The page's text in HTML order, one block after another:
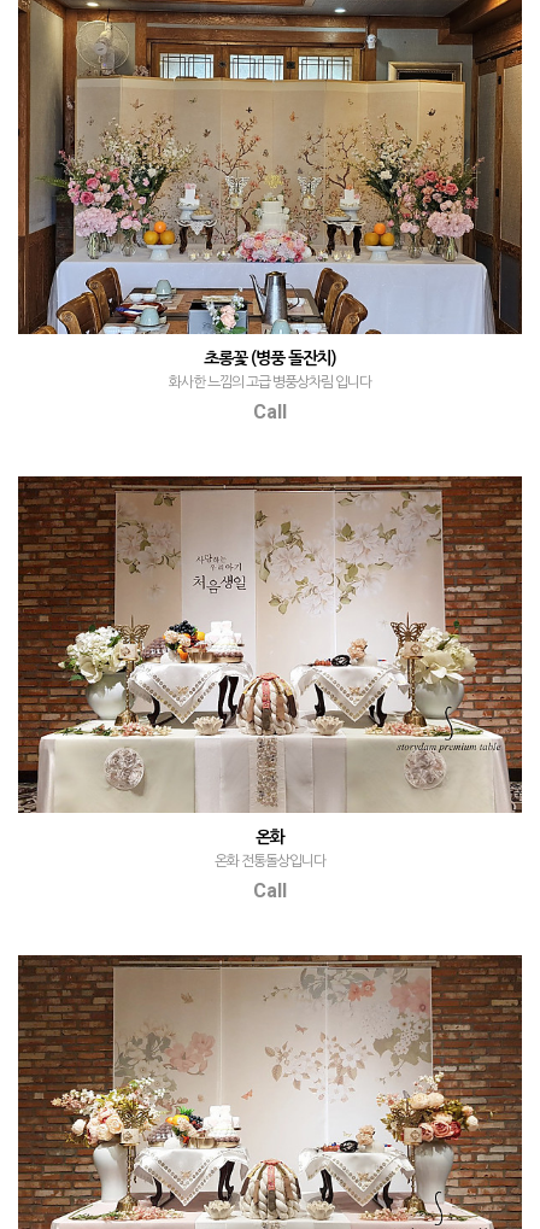
초롱꽃 (병풍 돌잔치)
화사한 느낌의 고급 병풍상차림 입니다
Call
온화
온화 전통돌상입니다
Call